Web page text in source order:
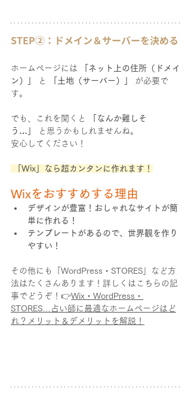
STEP②：ドメイン＆サーバーを決める
ホームページには
「ネット上の住所（ドメイ
ン）」
と 「土地（サーバー）」
が必要で
す。
でも、これを聞くと
「なんか難しそ
う…」
と思うかもしれませんね。
安心してください！
「Wix」なら超カンタンに作れます！
Wixをおすすめする理由
デザインが豊富！おしゃれなサイトが簡
単に作れる！
テンプレートがあるので、世界観を作り
やすい！
その他にも「WordPress・STORES」など方
法はたくさんあります！詳しくはこちらの記
事でどうぞ！👉Wix・WordPress・
STORES…占い師に最適なホームページはど
れ？メリット＆デメリットを解説！